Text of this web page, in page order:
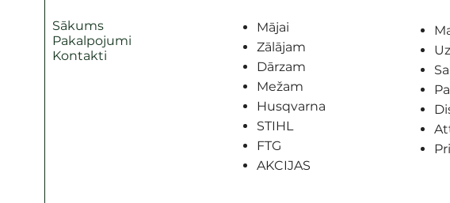
Sākums
Pakalpojumi
Kontakti
Mājai
Zālājam
Dārzam
Mežam
Husqvarna
STIHL
FTG
AKCIJAS